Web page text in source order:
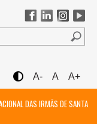
A- A A+
DAS IRMÃS DE SANTA